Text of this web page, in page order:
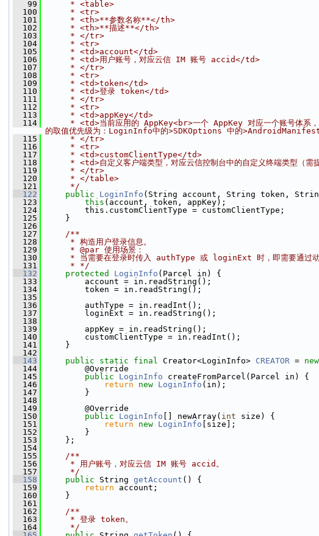
   99
     * <table>
  100
     * <tr>
  101
     * <th>**参数名称**</th>
  102
     * <th>**描述**</th>
  103
     * </tr>
  104
     * <tr>
  105
     * <td>account</td>
  106
     * <td>用户账号，对应云信 IM 账号 accid</td>
  107
     * </tr>
  108
     * <tr>
  109
     * <td>token</td>
  110
     * <td>登录 token</td>
  111
     * </tr>
  112
     * <tr>
  113
     * <td>appKey</td>
  114
* <td>当前应用的 AppKey<br>一个 AppKey 对应一个账号体系
的取值优先级为：LoginInfo中的>SDKOptions 中的
  115
     * </tr>
  116
     * <tr>
  117
     * <td>customClientType</td>
  118
* <td>自定义客户端类型，对应云信控制台中的自定义终端类型（
  119
     * </tr>
  120
     * </table>
  121
     */
  122
public LoginInfo (String account, String token,
  123
this (account, token, appKey);
  124
this.customClientType = customClientType;
  125
}
  126
  127
    /**
  128
     * 构造用户登录信息。
  129
     * @par 使用场景：
  130
* 当需要在登录时传入 authType 或 loginExt 时，即需要通过动
  131
     * */
  132
protected LoginInfo (Parcel in) {
  133
account = in.readString();
  134
token = in.readString();
  135
  136
authType = in.readInt();
  137
loginExt = in.readString();
  138
  139
appKey = in.readString();
  140
customClientType = in.readInt();
  141
}
  142
  143
public static final Creator<LoginInfo> CREATOR = new
  144
@Override
  145
public LoginInfo createFromParcel(Parcel in) {
  146
return new LoginInfo (in);
  147
}
  148
  149
@Override
  150
public LoginInfo [] newArray( int size) {
  151
return new LoginInfo [size];
  152
}
  153
};
  154
  155
    /**
  156
     * 用户账号，对应云信 IM 账号 accid。
  157
     */
  158
public String getAccount () {
  159
return account;
  160
}
  161
  162
    /**
  163
     * 登录 token。
  164
     */